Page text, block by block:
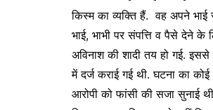
किस्म का व्यक्ति हैं. वह अपने
भाई, भाभी पर संपत्ति व पैसे देने के
अविनाश की शादी तय हो गई.
में दर्ज कराई गई थी. घटना का कोई
आरोपी को फांसी की सजा सुनाई